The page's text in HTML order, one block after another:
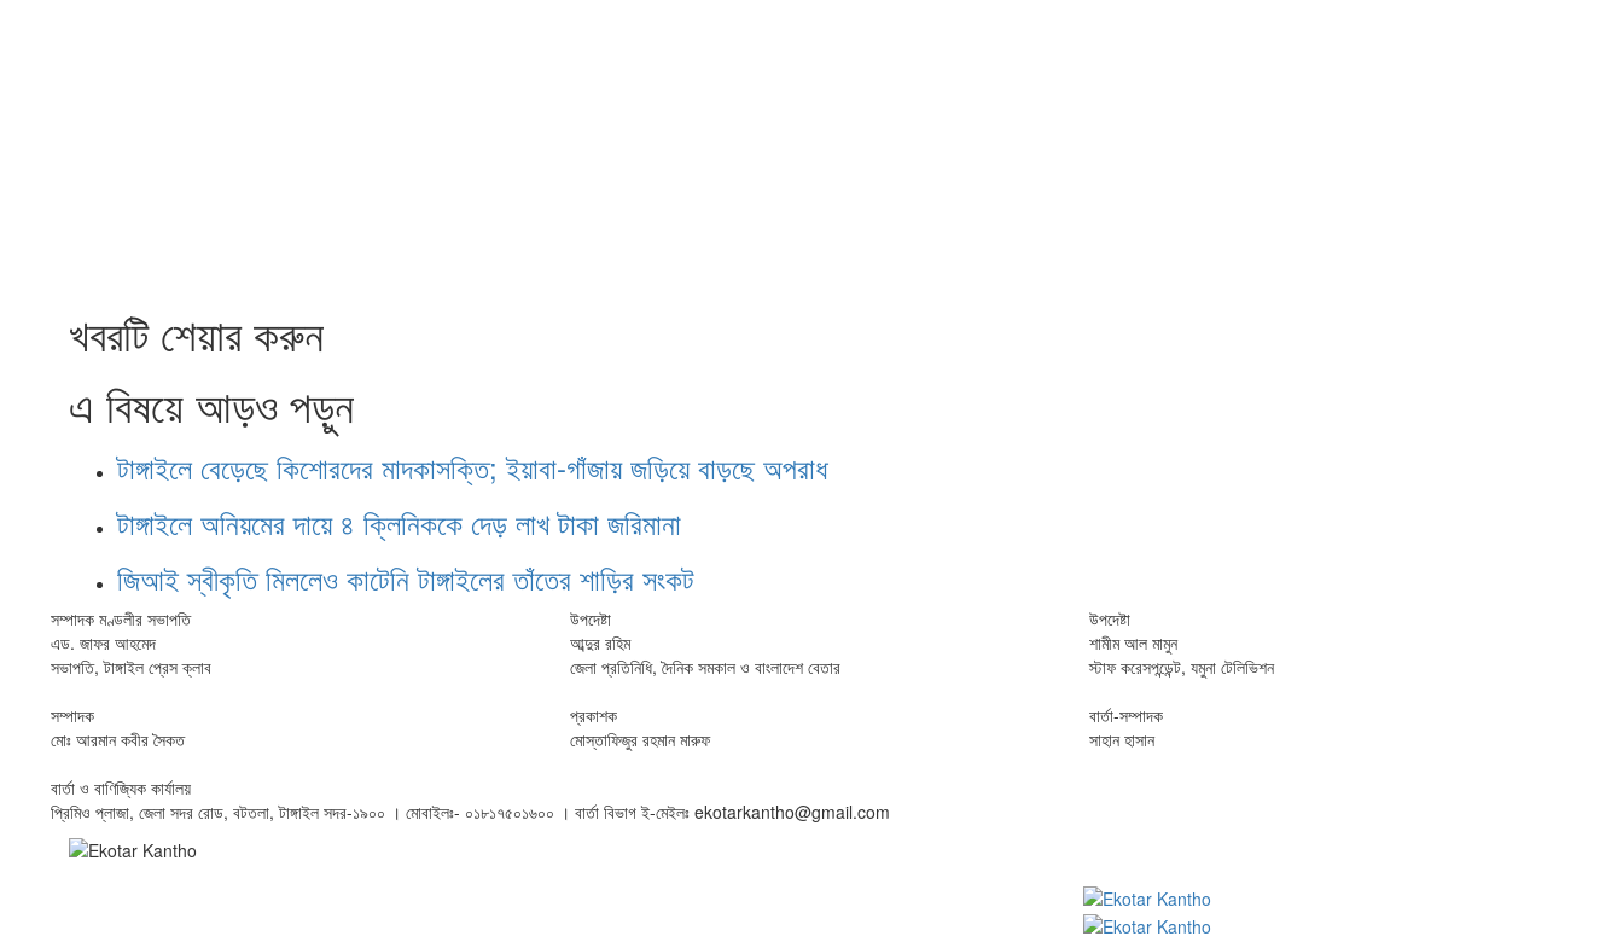
খবরটি শেয়ার করুন
এ বিষয়ে আড়ও পড়ুন
টাঙ্গাইলে বেড়েছে কিশোরদের মাদকাসক্তি; ইয়াবা-গাঁজায় জড়িয়ে বাড়ছে অপরাধ
টাঙ্গাইলে অনিয়মের দায়ে ৪ ক্লিনিককে দেড় লাখ টাকা জরিমানা
জিআই স্বীকৃতি মিললেও কাটেনি টাঙ্গাইলের তাঁতের শাড়ির সংকট
সম্পাদক মণ্ডলীর সভাপতি
এড. জাফর আহমেদ
সভাপতি, টাঙ্গাইল প্রেস ক্লাব
উপদেষ্টা
আব্দুর রহিম
জেলা প্রতিনিধি, দৈনিক সমকাল ও বাংলাদেশ বেতার
উপদেষ্টা
শামীম আল মামুন
স্টাফ করেসপন্ডেন্ট, যমুনা টেলিভিশন
সম্পাদক
মোঃ আরমান কবীর সৈকত
প্রকাশক
মোস্তাফিজুর রহমান মারুফ
বার্তা-সম্পাদক
সাহান হাসান
বার্তা ও বাণিজ্যিক কার্যালয়
প্রিমিও প্লাজা, জেলা সদর রোড, বটতলা, টাঙ্গাইল সদর-১৯০০ । মোবাইলঃ- ০১৮১৭৫০১৬০০ । বার্তা বিভাগ ই-মেইলঃ ekotarkantho@gmail.com